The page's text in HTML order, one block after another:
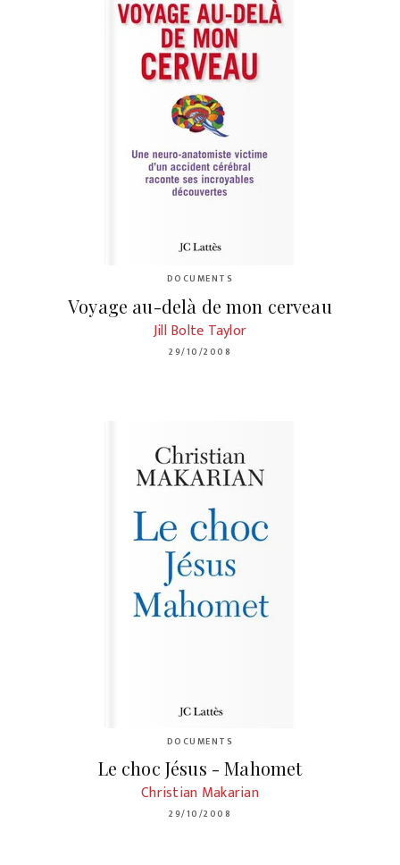
DOCUMENTS
Voyage au-delà de mon cerveau
Jill Bolte Taylor
29/10/2008
DOCUMENTS
Le choc Jésus - Mahomet
Christian Makarian
29/10/2008